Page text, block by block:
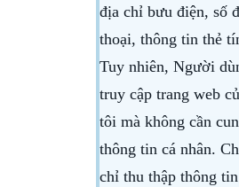
địa chỉ bưu điện, số
thoại, thông tin thẻ
Tuy nhiên, Người
truy cập trang web
tôi mà không cần
thông tin cá nhân.
chỉ thu thập thông